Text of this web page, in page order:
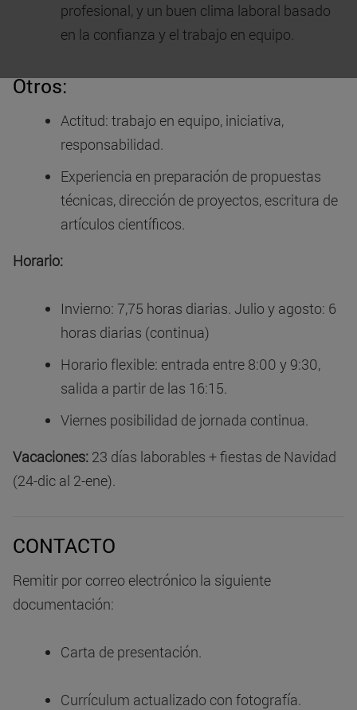
profesional, y un buen clima laboral basado
en la confianza y el trabajo en equipo.
Otros:
Actitud: trabajo en equipo, iniciativa,
responsabilidad.
Experiencia en preparación de propuestas
técnicas, dirección de proyectos, escritura de
artículos científicos.
Horario:
Invierno: 7,75 horas diarias. Julio y agosto: 6
horas diarias (continua)
Horario flexible: entrada entre 8:00 y 9:30,
salida a partir de las 16:15.
Viernes posibilidad de jornada continua.
Vacaciones: 23 días laborables + fiestas de Navidad
(24-dic al 2-ene).
CONTACTO
Remitir por correo electrónico la siguiente
documentación:
Carta de presentación.
Currículum actualizado con fotografía.